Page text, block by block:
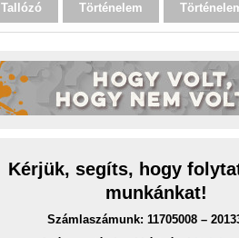
Tallózó Történelem
Kérjük, segíts, hogy
munkánkat!
Számlaszámunk: 11705008 –